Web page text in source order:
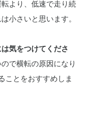
より、低速で走り続
小さいと思います。
気をつけてくださ
で横転の原因になり
ことをおすすめしま